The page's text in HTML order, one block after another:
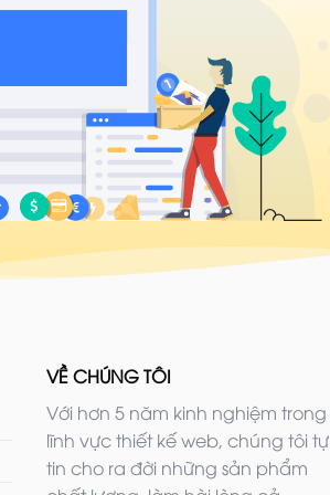
VỀ CHÚNG TÔI
Với hơn 5 năm kinh nghiệm trong
lĩnh vực thiết kế web, chúng tôi tự
tin cho ra đời những sản phẩm